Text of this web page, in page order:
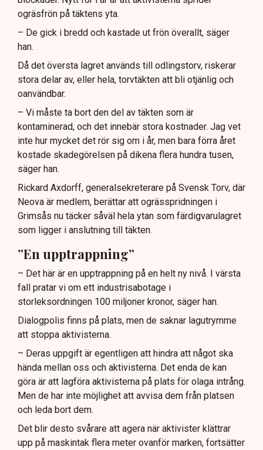
ogräsfrön på täktens yta.
– De gick i bredd och kastade ut frön överallt, säger
han.
Då det översta lagret används till odlingstorv, riskerar
stora delar av, eller hela, torvtäkten att bli otjänlig och
oanvändbar.
– Vi måste ta bort den del av täkten som är
kontaminerad, och det innebär stora kostnader. Jag vet
inte hur mycket det rör sig om i år, men bara förra året
kostade skadegörelsen på dikena flera hundra tusen,
säger han.
Rickard Axdorff, generalsekreterare på Svensk Torv, där
Neova är medlem, berättar att ogrässpridningen i
Grimsås nu täcker såväl hela ytan som färdigvarulagret
som ligger i anslutning till täkten.
”En upptrappning”
– Det här är en upptrappning på en helt ny nivå. I värsta
fall pratar vi om ett industrisabotage i
storleksordningen 100 miljoner kronor, säger han.
Dialogpolis finns på plats, men de saknar lagutrymme
att stoppa aktivisterna.
– Deras uppgift är egentligen att hindra att något ska
hända mellan oss och aktivisterna. Det enda de kan
göra är att lagföra aktivisterna på plats för olaga intrång.
Men de har inte möjlighet att avvisa dem från platsen
och leda bort dem.
Det blir desto svårare att agera när aktivister klättrar
upp på maskintak flera meter ovanför marken, fortsätter